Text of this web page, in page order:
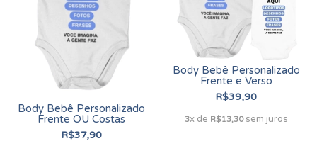
Body Bebê Personalizado
Frente OU Costas
R$37,90
Body Bebê Personalizado
Frente e Verso
R$39,90
3x de R$13,30sem juros